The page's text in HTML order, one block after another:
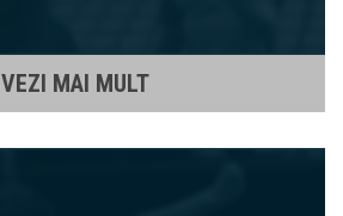
VEZI MAI MULT